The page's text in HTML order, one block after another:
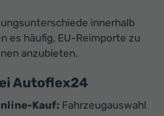
innerhalb
es häufig, EU-Reimporte zu
anzubieten.
Autoflex24
Kauf: Fahrzeugauswahl